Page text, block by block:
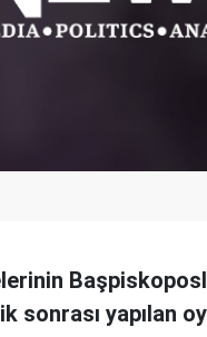
sonrası yapılan